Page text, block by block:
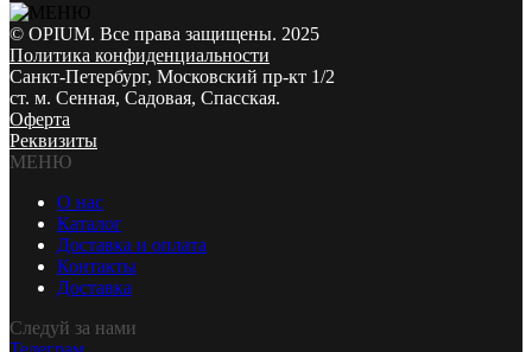
© OPIUM. Все права защищены. 2025
Политика конфиденциальности
Санкт-Петербург, Московский пр-кт 1/2
ст. м. Сенная, Садовая, Спасская.
Оферта
Реквизиты
МЕНЮ
О нас
Каталог
Доставка и оплата
Контакты
Доставка
Следуй за нами